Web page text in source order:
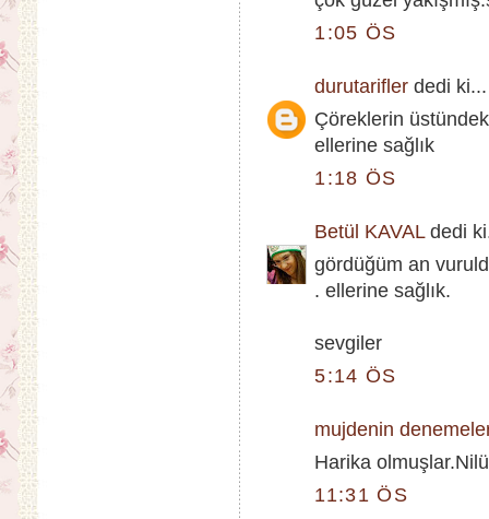
1:05 ÖS
durutarifler dedi ki...
Çöreklerin
ellerine sağlık
1:18 ÖS
Betül KAVALdedi
gördüğüm an
. ellerine sağlık.
sevgiler
5:14 ÖS
mujdenin
Harika
11:31 ÖS